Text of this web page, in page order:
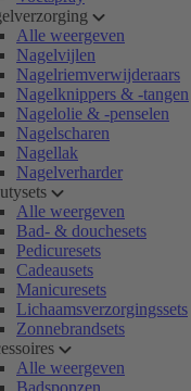
Alle weergeven
Nagelvijlen
Nagelriemverwijderaars
Nagelknippers & -tangen
Nagelolie & -penselen
Nagelscharen
Nagellak
Nagelverharder
Alle weergeven
Bad- & douchesets
Pedicuresets
Cadeausets
Manicuresets
Lichaamsverzorgingssets
Zonnebrandsets
Alle weergeven
Badsponzen